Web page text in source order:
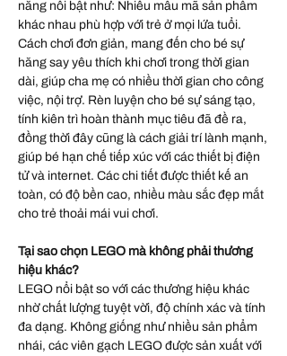
năng nổi bật như: Nhiều mẫu mã sản phẩm
khác nhau phù hợp với trẻ ở mọi lứa tuổi.
Cách chơi đơn giản, mang đến cho bé sự
hăng say yêu thích khi chơi trong thời gian
dài, giúp cha mẹ có nhiều thời gian cho công
việc, nội trợ. Rèn luyện cho bé sự sáng tạo,
tính kiên trì hoàn thành mục tiêu đã đề ra,
đồng thời đây cũng là cách giải trí lành mạnh,
giúp bé hạn chế tiếp xúc với các thiết bị điện
tử và internet. Các chi tiết được thiết kế an
toàn, có độ bền cao, nhiều màu sắc đẹp mắt
cho trẻ thoải mái vui chơi.
Tại sao chọn LEGO mà không phải thương
hiệu khác?
LEGO nổi bật so với các thương hiệu khác
nhờ chất lượng tuyệt vời, độ chính xác và tính
đa dạng. Không giống như nhiều sản phẩm
nhái, các viên gạch LEGO được sản xuất với